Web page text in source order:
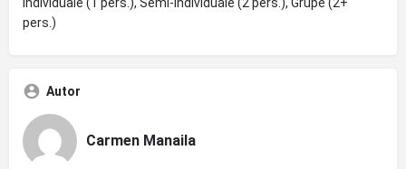
pers.)
Autor
Carmen Manaila